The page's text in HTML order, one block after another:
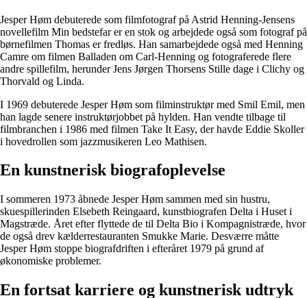
Jesper Høm debuterede som filmfotograf på Astrid Henning-Jensens
novellefilm Min bedstefar er en stok og arbejdede også som fotograf på
børnefilmen Thomas er fredløs. Han samarbejdede også med Henning
Camre om filmen Balladen om Carl-Henning og fotograferede flere
andre spillefilm, herunder Jens Jørgen Thorsens Stille dage i Clichy og
Thorvald og Linda.
I 1969 debuterede Jesper Høm som filminstruktør med Smil Emil, men
han lagde senere instruktørjobbet på hylden. Han vendte tilbage til
filmbranchen i 1986 med filmen Take It Easy, der havde Eddie Skoller
i hovedrollen som jazzmusikeren Leo Mathisen.
En kunstnerisk biografoplevelse
I sommeren 1973 åbnede Jesper Høm sammen med sin hustru,
skuespillerinden Elsebeth Reingaard, kunstbiografen Delta i Huset i
Magstræde. Året efter flyttede de til Delta Bio i Kompagnistræde, hvor
de også drev kælderrestauranten Smukke Marie. Desværre måtte
Jesper Høm stoppe biografdriften i efteråret 1979 på grund af
økonomiske problemer.
En fortsat karriere og kunstnerisk udtryk